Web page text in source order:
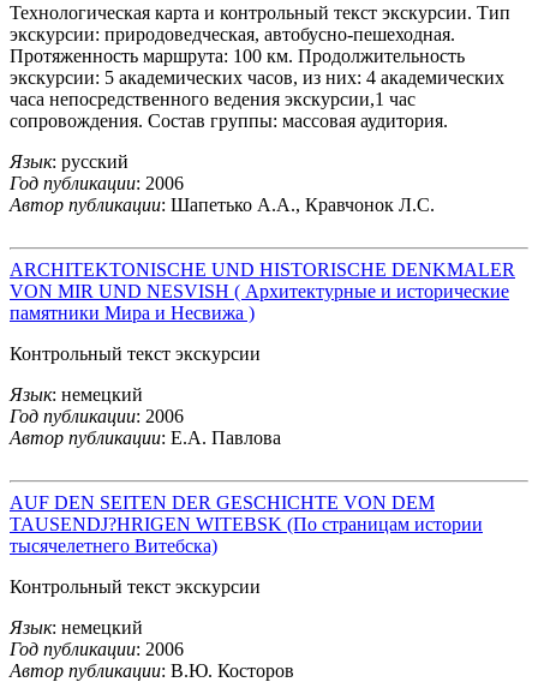
Технологическая карта и контрольный текст экскурсии. Тип
экскурсии: природоведческая, автобусно-пешеходная.
Протяженность маршрута: 100 км. Продолжительность
экскурсии: 5 академических часов, из них: 4 академических
часа непосредственного ведения экскурсии,1 час
сопровождения. Состав группы: массовая аудитория.
Язык: русский
Год публикации: 2006
Автор публикации: Шапетько А.А., Кравчонок Л.С.
ARCHITEKTONISCHE UND HISTORISCHE DENKMALER
VON MIR UND NESVISH ( Архитектурные и исторические
памятники Мира и Несвижа )
Контрольный текст экскурсии
Язык: немецкий
Год публикации: 2006
Автор публикации: Е.А. Павлова
AUF DEN SEITEN DER GESCHICHTE VON DEM
TAUSENDJ?HRIGEN WITEBSK (По страницам истории
тысячелетнего Витебска)
Контрольный текст экскурсии
Язык: немецкий
Год публикации: 2006
Автор публикации: В.Ю. Косторов